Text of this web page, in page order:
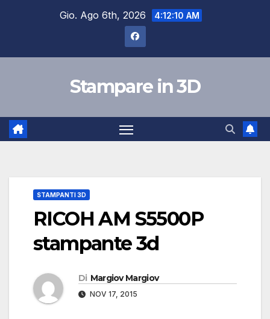
Gio. Ago 6th, 2026 4:12:11 AM
Stampare in 3D
STAMPANTI 3D
RICOH AM S5500P
stampante 3d
Di Margiov Margiov
NOV 17, 2015